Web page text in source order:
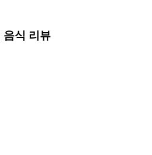
음식 리뷰